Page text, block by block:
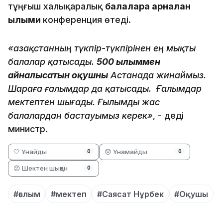
тұңғыш халықаралық балаларға арналған
ғылыми конференция өтеді.
«Қазақстанның түкпір-түкпірінен ең мықты
балалар қатысады. 500 ғылыммен
айналысатын оқушны Астанада жинаймыз.
Шараға ғалымдар да қатысады. Ғалымдар
мектептен шығады. Ғылымды жас
балалардан бастауымыз керек», - деді
министр.
🤍 Ұнайды 0 😞 Ұнамайды 0
😡 Шектен шыққан 0
#ғалым #мектеп #Саясат Нұрбек #Оқушы